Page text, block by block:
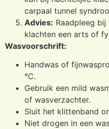
carpaal tunnel
Advies: Raadpleeg
klachten een arts of
Wasvoorschrift:
Handwas of
°C.
Gebruik een mild
of wasverzachter.
Sluit het klittenband
Niet drogen in een